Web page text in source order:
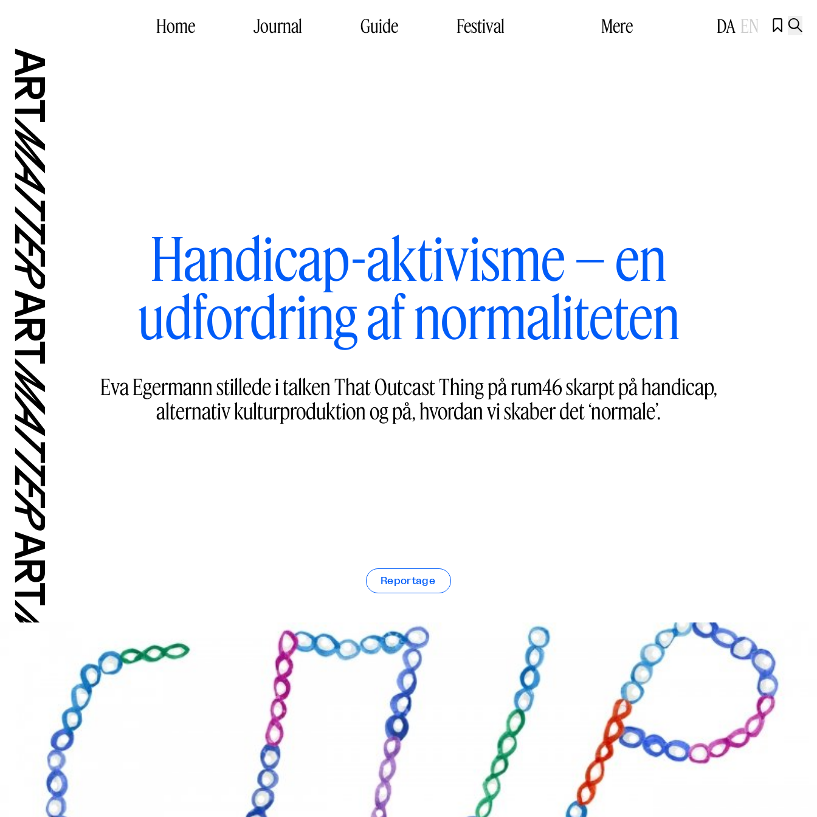
Home Journal Guide Festival Mere DA EN  
Handicap-aktivisme – en
udfordring af normaliteten
Eva Egermann stillede i talken That Outcast Thing på rum46 skarpt på handicap,
alternativ kulturproduktion og på, hvordan vi skaber det ‘normale’.
Reportage